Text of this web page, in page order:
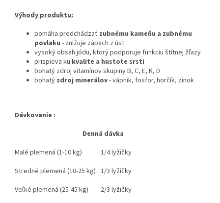
Výhody produktu:
pomáha predchádzať zubnému kameňu a zubnému
povlaku - znižuje zápach z úst
vysoký obsah jódu, ktorý podporuje funkciu štítnej žľazy
prispieva ku kvalite a hustote srsti
bohatý zdroj vitamínov skupiny B, C, E, K, D
bohatý zdroj minerálov- vápnik, fosfor, horčík, zinok
Dávkovanie :
Denná dávka
Malé plemená (1-10 kg)
1/4 lyžičky
Stredné plemená (10-25 kg) 1/3 lyžičky
Veľké plemená (25-45 kg)
2/3 lyžičky